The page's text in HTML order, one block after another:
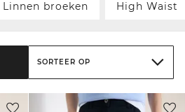
Linnen broeken High Waist
SORTEER OP